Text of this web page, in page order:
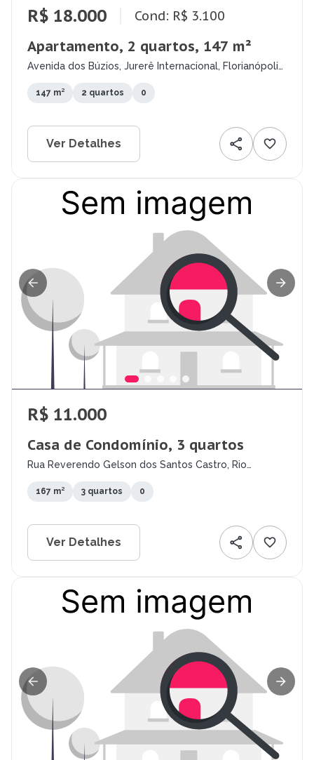
R$ 18.000 Cond: R$ 3.100
Apartamento, 2 quartos, 147 m²
Avenida dos Búzios, Jurerê Internacional, Florianópolis
147 m² 2 quartos 0
Ver Detalhes
R$ 11.000
Casa de Condomínio, 3 quartos
Rua Reverendo Gelson dos Santos Castro, Rio
167 m² 3 quartos 0
Ver Detalhes